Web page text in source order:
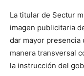
La titular de Sectur
imagen publicitaria
dar mayor presencia
manera transversal
la instrucción del